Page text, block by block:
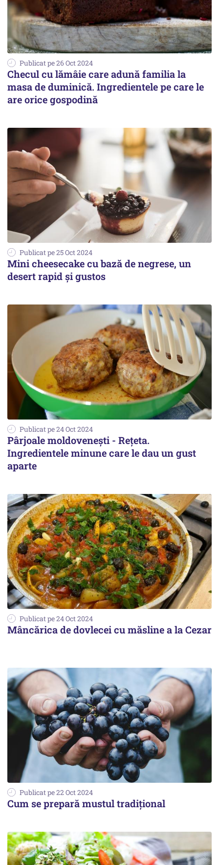
Publicat pe 26 Oct 2024
Checul cu lămâie care adună familia la
masa de duminică. Ingredientele pe care le
are orice gospodină
Publicat pe 25 Oct 2024
Mini cheesecake cu bază de negrese, un
desert rapid și gustos
Publicat pe 24 Oct 2024
Pârjoale moldovenești - Rețeta.
Ingredientele minune care le dau un gust
aparte
Publicat pe 24 Oct 2024
Mâncărica de dovlecei cu măsline a la Cezar
Publicat pe 22 Oct 2024
Cum se prepară mustul tradițional